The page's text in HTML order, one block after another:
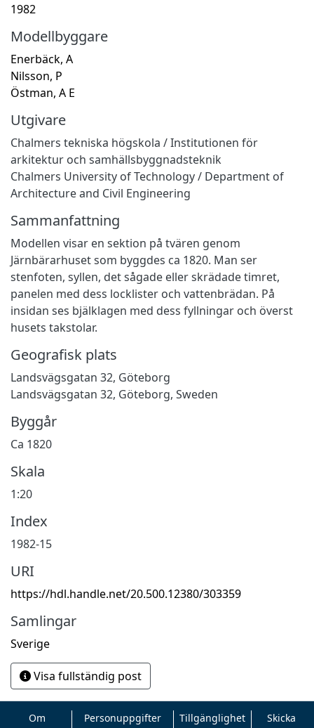
1982
Modellbyggare
Enerbäck, A
Nilsson, P
Östman, A E
Utgivare
Chalmers tekniska högskola / Institutionen för
arkitektur och samhällsbyggnadsteknik
Chalmers University of Technology / Department of
Architecture and Civil Engineering
Sammanfattning
Modellen visar en sektion på tvären genom
Järnbärarhuset som byggdes ca 1820. Man ser
stenfoten, syllen, det sågade eller skrädade timret,
panelen med dess locklister och vattenbrädan. På
insidan ses bjälklagen med dess fyllningar och överst
husets takstolar.
Geografisk plats
Landsvägsgatan 32, Göteborg
Landsvägsgatan 32, Göteborg, Sweden
Byggår
Ca 1820
Skala
1:20
Index
1982-15
URI
https://hdl.handle.net/20.500.12380/303359
Samlingar
Sverige
Visa fullständig post
Om
Personuppgifter
Tillgänglighet
Skicka